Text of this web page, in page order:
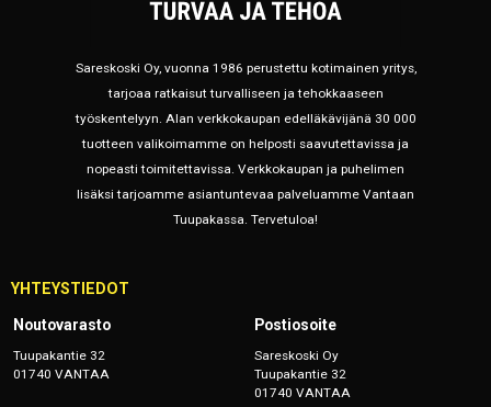
Sareskoski Oy, vuonna 1986 perustettu kotimainen yritys,
tarjoaa ratkaisut turvalliseen ja tehokkaaseen
työskentelyyn. Alan verkkokaupan edelläkävijänä 30 000
tuotteen valikoimamme on helposti saavutettavissa ja
nopeasti toimitettavissa. Verkkokaupan ja puhelimen
lisäksi tarjoamme asiantuntevaa palveluamme Vantaan
Tuupakassa. Tervetuloa!
YHTEYSTIEDOT
Noutovarasto
Tuupakantie 32
01740 VANTAA
Postiosoite
Sareskoski Oy
Tuupakantie 32
01740 VANTAA